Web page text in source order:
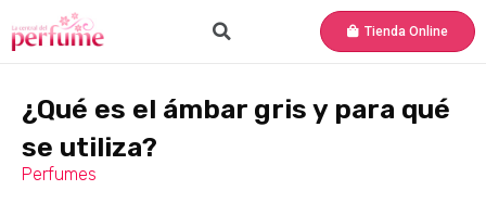
Tienda Online
¿Qué es el ámbar gris y para qué
se utiliza?
Perfumes